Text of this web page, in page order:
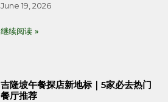
June 19, 2026
继续阅读 »
吉隆坡午餐探店新地标｜5家必去热门
餐厅推荐